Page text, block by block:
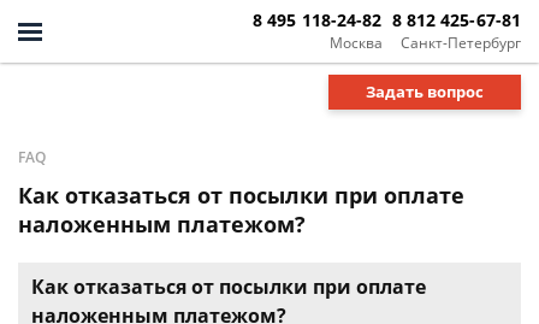
Москва
8 495 118-24-82
Санкт-Петербург
8 812 425-67-81
Задать вопрос
FAQ
Как отказаться от посылки при оплате
наложенным платежом?
Как отказаться от посылки при оплате
наложенным платежом?